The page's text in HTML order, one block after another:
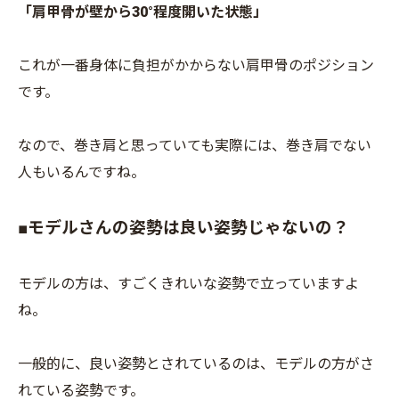
「肩甲骨が壁から30°程度開いた状態」
これが一番身体に負担がかからない肩甲骨のポジション
です。
なので、巻き肩と思っていても実際には、巻き肩でない
人もいるんですね。
■モデルさんの姿勢は良い姿勢じゃないの？
モデルの方は、すごくきれいな姿勢で立っていますよ
ね。
一般的に、良い姿勢とされているのは、モデルの方がさ
れている姿勢です。